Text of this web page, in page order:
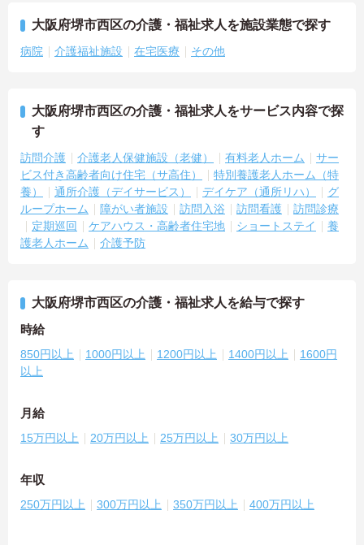
大阪府堺市西区の介護・福祉求人を施設業態で探す
病院 介護福祉施設 在宅医療 その他
大阪府堺市西区の介護・福祉求人をサービス内容で探
す
訪問介護 介護老人保健施設（老健） 有料老人ホーム
サー
ビス付き高齢者向け住宅（サ高住）
特別養護老人ホーム（特
養）
通所介護（デイサービス） デイケア（通所リハ）
グ
ループホーム
障がい者施設 訪問入浴 訪問看護
訪問診療
定期巡回
ケアハウス・高齢者住宅地 ショートステイ
養
護老人ホーム
介護予防
大阪府堺市西区の介護・福祉求人を給与で探す
時給
850円以上 1000円以上 1200円以上 1400円以上
1600円
以上
月給
15万円以上 20万円以上 25万円以上 30万円以上
年収
250万円以上 300万円以上 350万円以上 400万円以上